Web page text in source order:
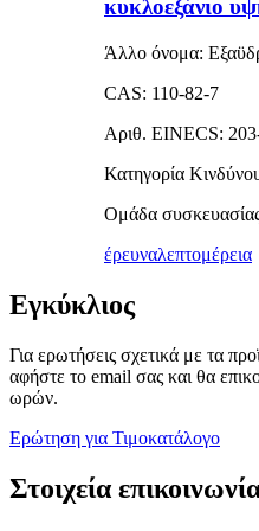
κυκλοεξάνιο
Άλλο όνομα:
CAS: 110-82-7
Αριθ. EINECS:
Κατηγορία
Ομάδα
έρευναλεπτομέρεια
Εγκύκλιος
Για ερωτήσεις σχετικά με τα
αφήστε το email σας και θα
ωρών.
Ερώτηση για Τιμοκατάλογο
Στοιχεία